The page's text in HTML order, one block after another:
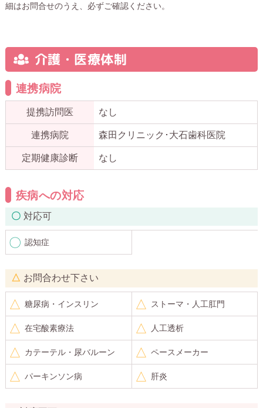
細はお問合せのうえ、必ずご確認ください。
介護・医療体制
連携病院
提携訪問医 なし
連携病院 森田クリニック･大石歯科医院
定期健康診断 なし
疾病への対応
対応可
認知症
お問合わせ下さい
糖尿病・インスリン ストーマ・人工肛門
在宅酸素療法 人工透析
カテーテル・尿バルーン ペースメーカー
パーキンソン病 肝炎